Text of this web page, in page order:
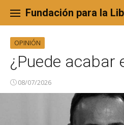
content
Fundación para la
OPINIÓN
¿Puede acabar
08/07/2026